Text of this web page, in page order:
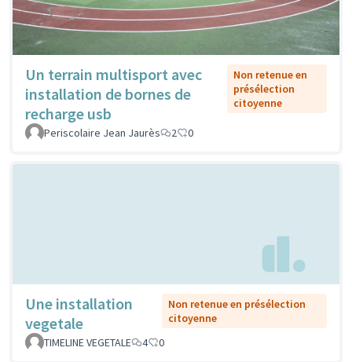
Un terrain multisport avec
installation de bornes de
recharge usb
Non retenue en
présélection
citoyenne
Periscolaire Jean Jaurès 2 0
Une installation
vegetale
Non retenue en présélection
citoyenne
TIMELINE VEGETALE
4 0